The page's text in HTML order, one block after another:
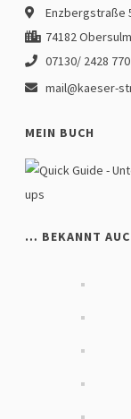
Enzbergstraße
74182 Obersulm
07130/ 2428 770
mail@kaeser-
MEIN BUCH
… BEKANNT